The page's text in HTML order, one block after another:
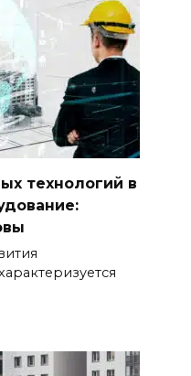
технологий в